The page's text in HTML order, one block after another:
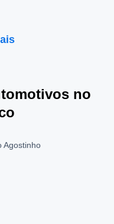
no
Agostinho